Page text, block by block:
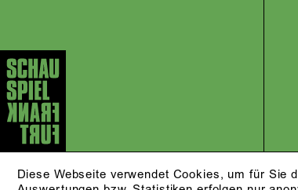
Diese Webseite verwendet Cookies, um für Sie